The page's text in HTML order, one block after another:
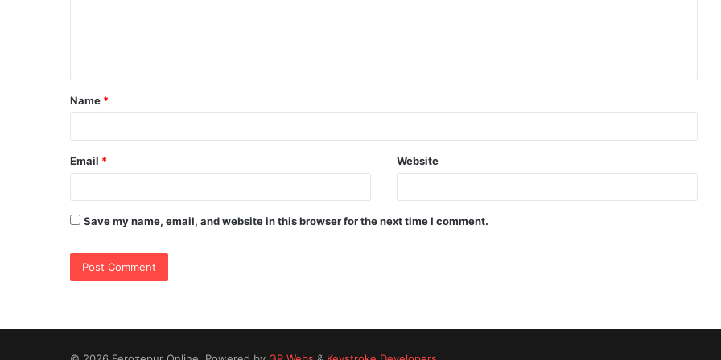
t
*
Name *
Email * Website
Save my name, email, and website in this browser for the next time I comment.